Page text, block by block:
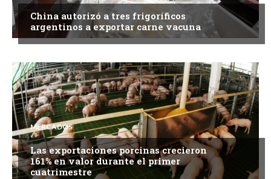
China autorizó a tres frigoríficos
argentinos a exportar carne vacuna
MERCADOS
Las exportaciones porcinas crecieron
161% en valor durante el primer
cuatrimestre